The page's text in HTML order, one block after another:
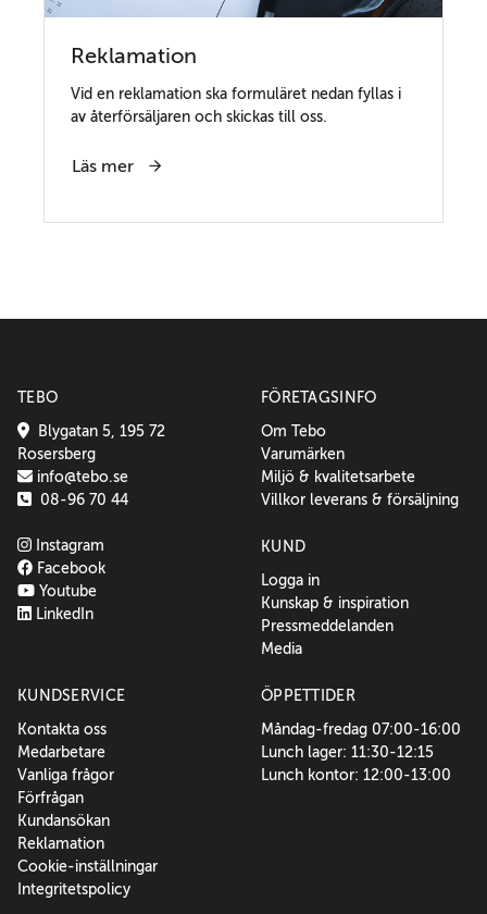
Reklamation
Vid en reklamation ska formuläret nedan fyllas i
av återförsäljaren och skickas till oss.
Läs mer
TEBO
Blygatan 5, 195 72
Rosersberg
info@tebo.se
08-96 70 44
Instagram
Facebook
Youtube
LinkedIn
FÖRETAGSINFO
Om Tebo
Varumärken
Miljö & kvalitetsarbete
Villkor leverans & försäljning
KUND
Logga in
Kunskap & inspiration
Pressmeddelanden
Media
KUNDSERVICE
Kontakta oss
Medarbetare
Vanliga frågor
Förfrågan
Kundansökan
Reklamation
Cookie-inställningar
Integritetspolicy
ÖPPETTIDER
Måndag-fredag 07:00-16:00
Lunch lager: 11:30-12:15
Lunch kontor: 12:00-13:00